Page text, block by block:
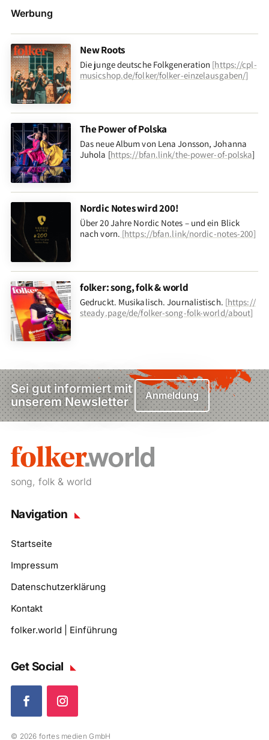
Werbung
New Roots
Die junge deutsche Folkgeneration [https://cpl-
musicshop.de/folker/folker-einzelausgaben/]
The Power of Polska
Das neue Album von Lena Jonsson, Johanna
Juhola [https://bfan.link/the-power-of-polska]
Nordic Notes wird 200!
Über 20 Jahre Nordic Notes – und ein Blick
nach vorn. [https://bfan.link/nordic-notes-200]
folker: song, folk & world
Gedruckt. Musikalisch. Journalistisch. [https://
steady.page/de/folker-song-folk-world/about]
Sei gut informiert mit
unserem Newsletter
Anmeldung
song, folk & world
Navigation
Startseite
Impressum
Datenschutzerklärung
Kontakt
folker.world | Einführung
Get Social
© 2026 fortes medien GmbH